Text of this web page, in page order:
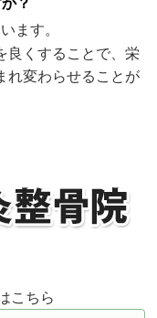
？
ます。
良くすることで、栄
れ変わらせることが
こちら